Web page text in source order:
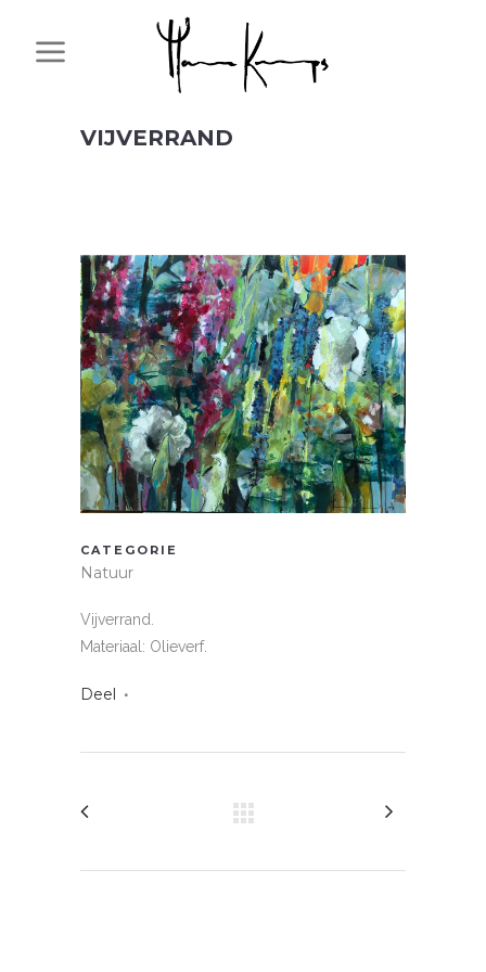
VIJVERRAND
CATEGORIE
Natuur
Vijverrand.
Materiaal: Olieverf.
Deel